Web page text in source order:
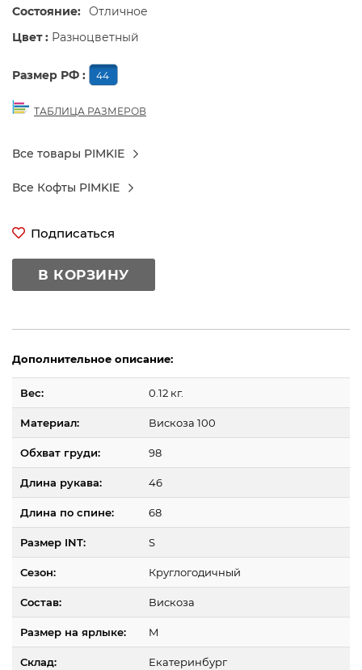
Состояние: Отличное
Цвет : Разноцветный
Размер РФ : 44
ТАБЛИЦА РАЗМЕРОВ
Все товары PIMKIE
Все Кофты PIMKIE
Подписаться
В КОРЗИНУ
Дополнительное описание:
Вес: 0.12 кг.
Материал: Вискоза 100
Обхват груди: 98
Длина рукава: 46
Длина по спине: 68
Размер INT: S
Сезон: Круглогодичный
Состав: Вискоза
Размер на ярлыке: M
Склад: Екатеринбург